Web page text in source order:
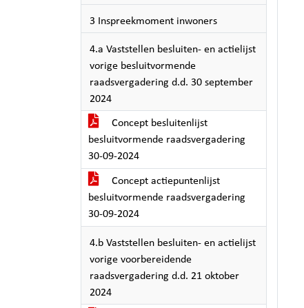
3 Inspreekmoment inwoners
4.a Vaststellen besluiten- en actielijst
vorige besluitvormende
raadsvergadering d.d. 30 september
2024
Concept besluitenlijst
besluitvormende raadsvergadering
30-09-2024
Concept actiepuntenlijst
besluitvormende raadsvergadering
30-09-2024
4.b Vaststellen besluiten- en actielijst
vorige voorbereidende
raadsvergadering d.d. 21 oktober
2024